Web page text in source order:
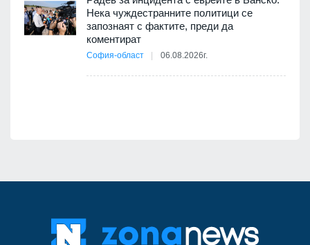
Нека чуждестранните политици се
запознаят с фактите, преди да
коментират
София-област 06.08.2026г.